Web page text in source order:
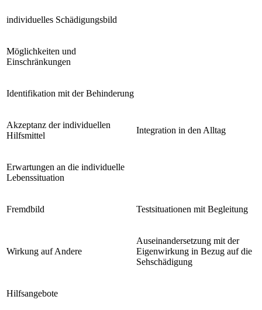
individuelles Schädigungsbild
Möglichkeiten und
Einschränkungen
Identifikation mit der Behinderung
Akzeptanz der individuellen
Hilfsmittel
Integration in den Alltag
Erwartungen an die individuelle
Lebenssituation
Fremdbild Testsituationen mit Begleitung
Wirkung auf Andere
Auseinandersetzung mit der
Eigenwirkung in Bezug auf die
Sehschädigung
Hilfsangebote